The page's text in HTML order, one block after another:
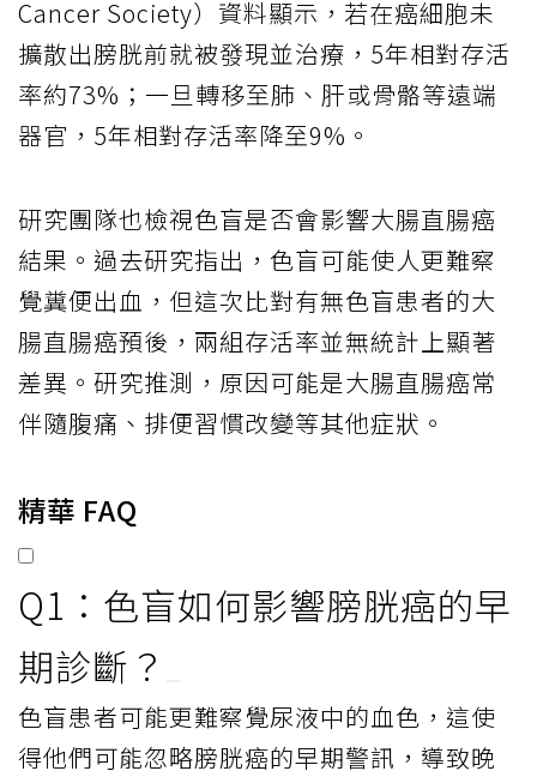
Cancer Society）資料顯示，若在癌細胞未
擴散出膀胱前就被發現並治療，5年相對存活
率約73%；一旦轉移至肺、肝或骨骼等遠端
器官，5年相對存活率降至9%。
研究團隊也檢視色盲是否會影響大腸直腸癌
結果。過去研究指出，色盲可能使人更難察
覺糞便出血，但這次比對有無色盲患者的大
腸直腸癌預後，兩組存活率並無統計上顯著
差異。研究推測，原因可能是大腸直腸癌常
伴隨腹痛、排便習慣改變等其他症狀。
精華 FAQ
Q1：色盲如何影響膀胱癌的早
期診斷？
色盲患者可能更難察覺尿液中的血色，這使
得他們可能忽略膀胱癌的早期警訊，導致晚